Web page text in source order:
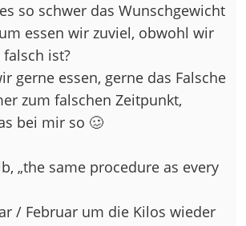
so schwer das Wunschgewicht
essen wir zuviel, obwohl wir
ist?
gerne essen, gerne das Falsche
zum falschen Zeitpunkt,
bei mir so 🥴
„the same procedure as every
/ Februar um die Kilos wieder